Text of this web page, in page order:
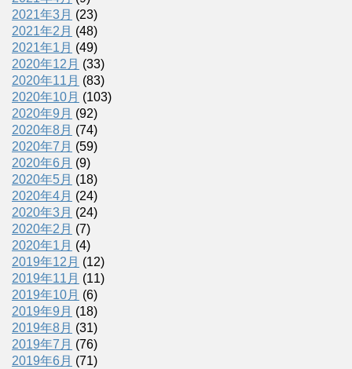
2021年3月 (23)
2021年2月 (48)
2021年1月 (49)
2020年12月 (33)
2020年11月 (83)
2020年10月 (103)
2020年9月 (92)
2020年8月 (74)
2020年7月 (59)
2020年6月 (9)
2020年5月 (18)
2020年4月 (24)
2020年3月 (24)
2020年2月 (7)
2020年1月 (4)
2019年12月 (12)
2019年11月 (11)
2019年10月 (6)
2019年9月 (18)
2019年8月 (31)
2019年7月 (76)
2019年6月 (71)